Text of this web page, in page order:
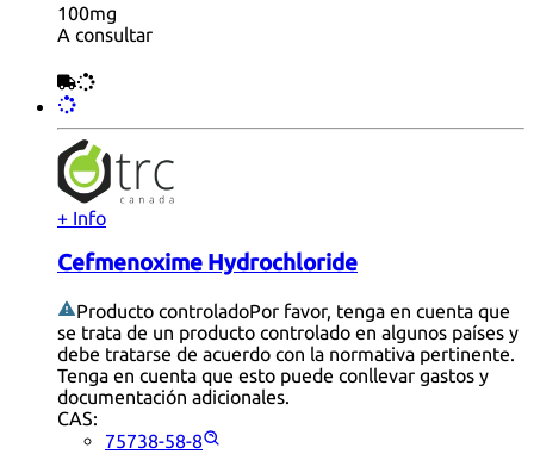
100mg
A consultar
+ Info
Cefmenoxime Hydrochloride
Producto controladoPor favor, tenga en cuenta que
se trata de un producto controlado en algunos países y
debe tratarse de acuerdo con la normativa pertinente.
Tenga en cuenta que esto puede conllevar gastos y
documentación adicionales.
CAS:
75738-58-8